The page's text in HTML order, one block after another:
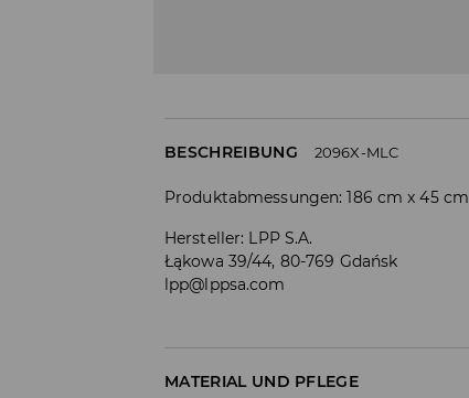
BESCHREIBUNG 2096X-MLC
Produktabmessungen: 186 cm x 45 cm
Hersteller: LPP S.A.
Łąkowa 39/44, 80-769 Gdańsk
lpp@lppsa.com
MATERIAL UND PFLEGE